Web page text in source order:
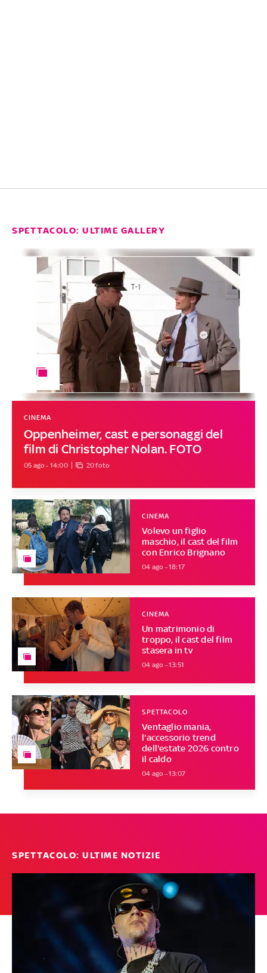
SPETTACOLO: ULTIME GALLERY
Oppenheimer, cast e personaggi del
film di Christopher Nolan. FOTO
CINEMA
05 ago - 14:00 20 foto
Volevo un figlio
maschio, il cast del film
con Enrico Brignano
CINEMA
04 ago - 18:17
Un matrimonio di
troppo, il cast del film
stasera in tv
CINEMA
04 ago - 13:51
Ventaglio mania,
l'accessorio trend
dell'estate 2026 contro
il caldo
SPETTACOLO
04 ago - 13:07
SPETTACOLO: ULTIME NOTIZIE